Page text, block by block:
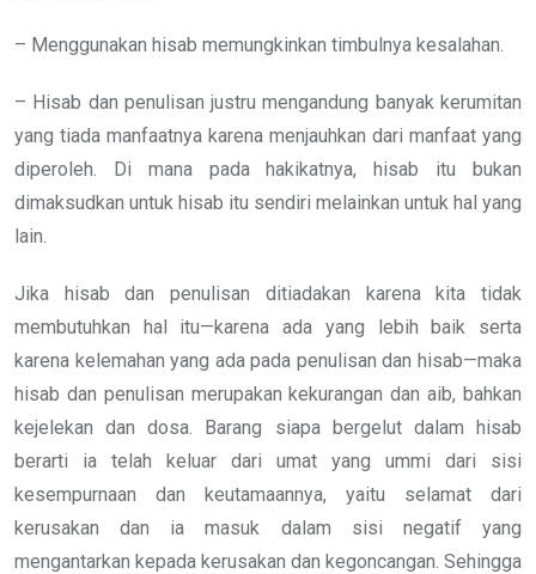
– Menggunakan hisab memungkinkan timbulnya kesalahan.
– Hisab dan penulisan justru mengandung banyak kerumitan
yang tiada manfaatnya karena menjauhkan dari manfaat yang
diperoleh. Di mana pada hakikatnya, hisab itu bukan
dimaksudkan untuk hisab itu sendiri melainkan untuk hal yang
lain.
Jika hisab dan penulisan ditiadakan karena kita tidak
membutuhkan hal itu—karena ada yang lebih baik serta
karena kelemahan yang ada pada penulisan dan hisab—maka
hisab dan penulisan merupakan kekurangan dan aib, bahkan
kejelekan dan dosa. Barang siapa bergelut dalam hisab
berarti ia telah keluar dari umat yang ummi dari sisi
kesempurnaan dan keutamaannya, yaitu selamat dari
kerusakan dan ia masuk dalam sisi negatif yang
mengantarkan kepada kerusakan dan kegoncangan. Sehingga